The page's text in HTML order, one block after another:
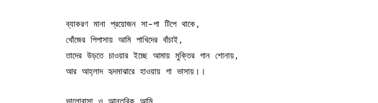
ব্যাকরণ মানা প্রয়োজন সা-পা টিপে থাকে,
খোঁজের পিপাসায় আমি পাখিদের বাঁচাই,
তাদের উড়তে চাওয়ার ইচ্ছে আমায় মুক্তির গান শোনায়,
আর আহ্লাদ হৃদমাঝারে হাওয়ায় গা ভাসায়।।
ভালোবাসা ও আন্তরিক আমি,